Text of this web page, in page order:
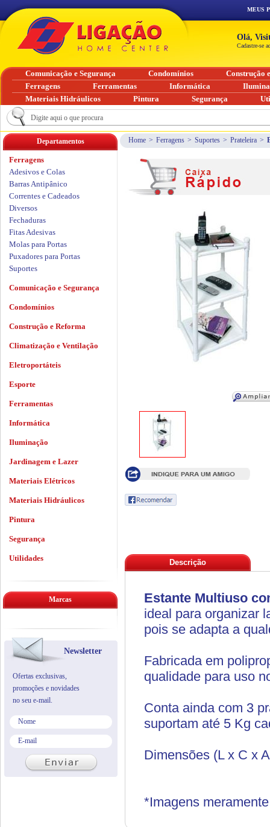
Home > Ferragens > Suportes > Prateleira >
Descrição
Estante Multiuso
ideal para organizar
pois se adapta a
Fabricada em
qualidade para uso
Conta ainda com 3
suportam até 5 Kg
Dimensões (L x C x
*Imagens
Departamentos
Ferragens
Adesivos e Colas
Barras Antipânico
Correntes e Cadeados
Diversos
Fechaduras
Fitas Adesivas
Molas para Portas
Puxadores para Portas
Suportes
Comunicação e Segurança
Condomínios
Construção e Reforma
Climatização e Ventilação
Eletroportáteis
Esporte
Ferramentas
Informática
Iluminação
Jardinagem e Lazer
Materiais Elétricos
Materiais Hidráulicos
Pintura
Segurança
Utilidades
Marcas
Newsletter
Ofertas exclusivas,
promoções e novidades
no seu e-mail.
MEUS
Olá,
Cadastre-se
Comunicação e Segurança Condomínios
Construção
Ferragens
Ferramentas Informática
Materiais Hidráulicos
Pintura Segurança